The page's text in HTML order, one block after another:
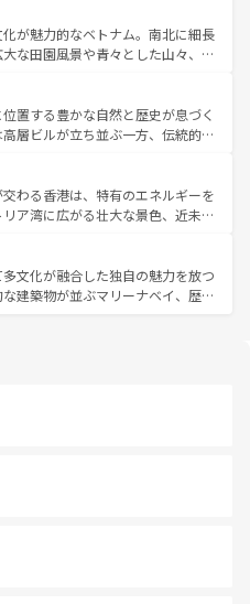
ーツなど、バラエティ豊かな料理
なお、新着の台湾情報は コンテンツ一覧を参
四季折々の自然美を楽しむことが
や焼肉、絶品のストリートフード
理が待っている。夜には、韓国な
韓国の多彩な魅力を心ゆくまで味
てみてほしい。 なお、新着の韓国情報はコンテンツ一
が魅力的なベトナム。南北に細長
な田園風景や青々とした山々、世
息づく。ハノイの古い町並みやホ
治時代の建物も、独特の雰囲気を
バラエティの豊かさとおいしさで
ー、ベトナムコーヒーなどは、ぜ
の地域を訪れてもあたたかい人々
ので、きっと忘れられない旅にな
置する豊かな自然と歴史が息づく
層ビルが立ち並ぶ一方、伝統的な
北部ではチェンマイなどの山岳地
部ではプーケットやクラビの美し
を楽しむことができる。タイ料理
暖で、どの季節にも異なる楽しみ
すいタイの人々、仏教を中心とし
光資源が、訪れる旅人を魅了し続
わる香港は、特有のエネルギーを
ア湾に広がる壮大な景色、近未来
するはず。観光スポットが密集し
ろを回れるのも魅力。息をのむよ
験まで、香港を存分に楽しみ尽く
文化が融合した独自の魅力を放つ
建築物が並ぶマリーナベイ、歴史
風情を楽しめる外せないスポット